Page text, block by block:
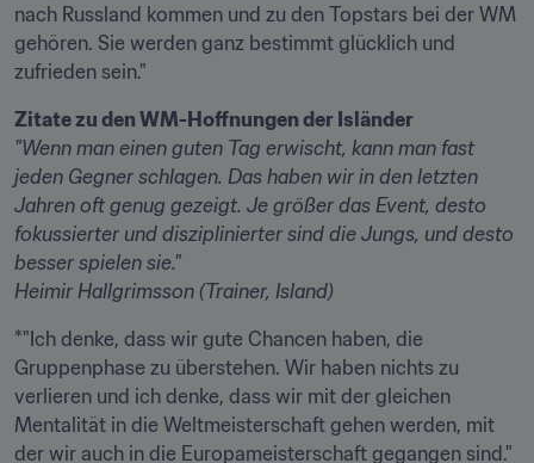
nach Russland kommen und zu den Topstars bei der WM
gehören. Sie werden ganz bestimmt glücklich und
zufrieden sein."
Zitate zu den WM-Hoffnungen der Isländer
"Wenn man einen guten Tag erwischt, kann man fast
jeden Gegner schlagen. Das haben wir in den letzten
Jahren oft genug gezeigt. Je größer das Event, desto
fokussierter und disziplinierter sind die Jungs, und desto
besser spielen sie."
Heimir Hallgrimsson (Trainer, Island)
*"Ich denke, dass wir gute Chancen haben, die
Gruppenphase zu überstehen. Wir haben nichts zu
verlieren und ich denke, dass wir mit der gleichen
Mentalität in die Weltmeisterschaft gehen werden, mit